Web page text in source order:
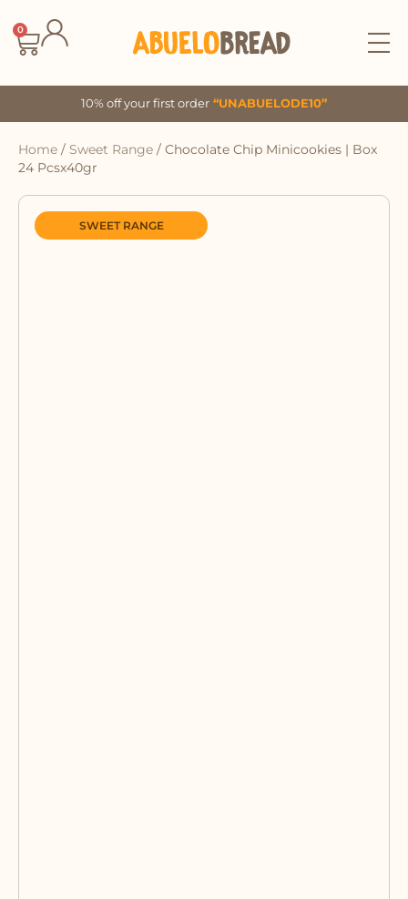
content
0
Cart
10% off your first order “UNABUELODE10”
Home / Sweet Range / Chocolate Chip Minicookies | Box
24 Pcsx40gr
SWEET RANGE